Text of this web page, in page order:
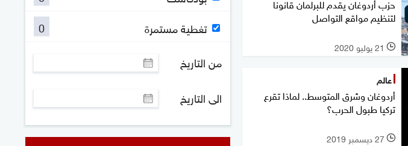
حزب أردوغان يقدم للبرلمان قانونا
لتنظيم مواقع التواصل
l 21 يوليو 2020
عالم
أردوغان وشرق المتوسط.. لماذا تقرع
تركيا طبول الحرب؟
l 27 ديسمبر 2019
تغطية مستمرة
0
من التاريخ
الى التاريخ